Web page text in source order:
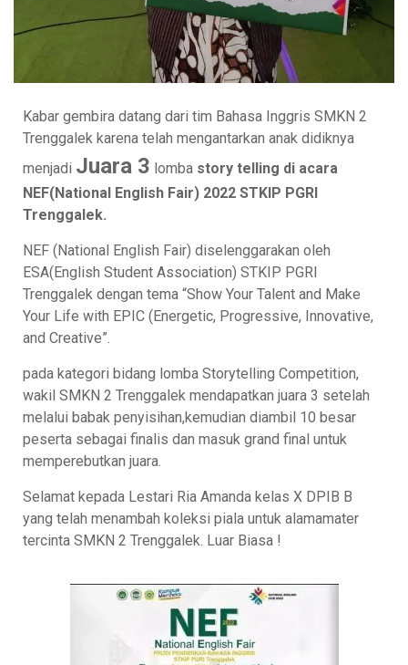
Kabar gembira datang dari tim Bahasa Inggris SMKN 2
Trenggalek karena telah mengantarkan anak didiknya
menjadi Juara 3 lomba story telling di acara
NEF(National English Fair) 2022 STKIP PGRI
Trenggalek.
NEF (National English Fair) diselenggarakan oleh
ESA(English Student Association) STKIP PGRI
Trenggalek dengan tema “Show Your Talent and Make
Your Life with EPIC (Energetic, Progressive, Innovative,
and Creative”.
pada kategori bidang lomba Storytelling Competition,
wakil SMKN 2 Trenggalek mendapatkan juara 3 setelah
melalui babak penyisihan,kemudian diambil 10 besar
peserta sebagai finalis dan masuk grand final untuk
memperebutkan juara.
Selamat kepada Lestari Ria Amanda kelas X DPIB B
yang telah menambah koleksi piala untuk alamamater
tercinta SMKN 2 Trenggalek. Luar Biasa !